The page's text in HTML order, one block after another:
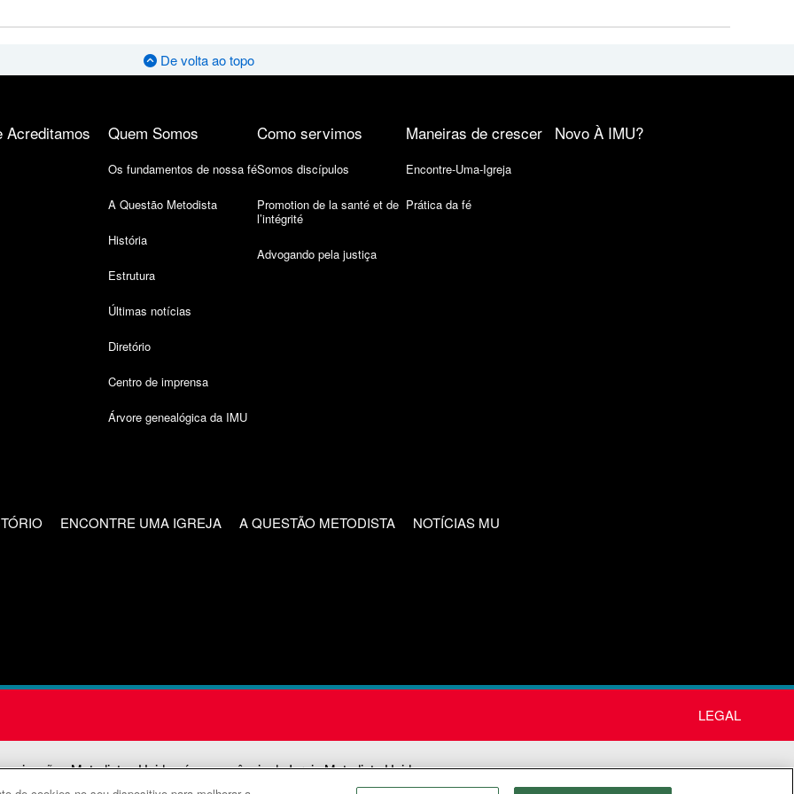
De volta ao topo
Acreditamos Quem Somos
Os fundamentos de nossa fé
A Questão Metodista
História
Estrutura
Últimas notícias
Diretório
Centro de imprensa
Árvore genealógica da IMU
Como servimos
Somos discípulos
Promotion de la santé et de
l’intégrité
Advogando pela justiça
Maneiras de crescer
Encontre-Uma-Igreja
Prática da fé
Novo À IMU?
ENCONTRE UMA IGREJA A QUESTÃO METODISTA NOTÍCIAS MU
LEGAL
Metodistas Unidas é uma agência da Igreja Metodista Unida